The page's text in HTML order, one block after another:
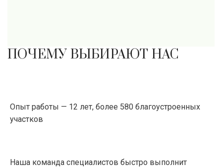
ПОЧЕМУ ВЫБИРАЮТ НАС
Опыт работы — 12 лет, более 580 благоустроенных
участков
Наша команда специалистов быстро выполнит